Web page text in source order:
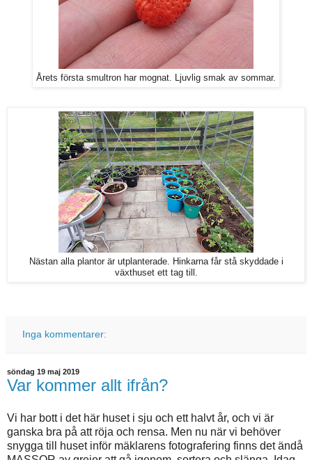
Årets första smultron har mognat. Ljuvlig smak av sommar.
Nästan alla plantor är utplanterade. Hinkarna får stå skyddade i
växthuset ett tag till.
Inga kommentarer:
söndag 19 maj 2019
Var kommer allt ifrån?
Vi har bott i det här huset i sju och ett halvt år, och vi är
ganska bra på att röja och rensa. Men nu när vi behöver
snygga till huset inför mäklarens fotografering finns det ändå